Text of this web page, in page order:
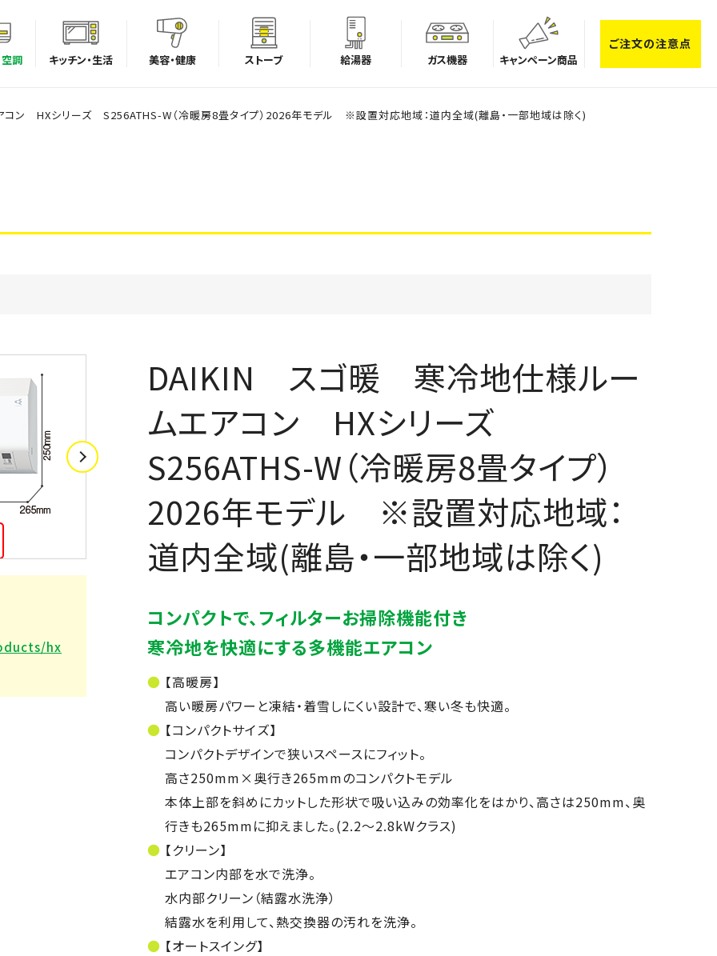
空調 キッチン・生活 美容・健康 ストーブ 給湯器 ガス機器 キャンペーン商品
ご注文の注意点
HXシリーズ S256ATHS-W（冷暖房8畳タイプ）2026年モデル ※設置対応地域：道内全域(離島・一部地域は除く)
hx
DAIKIN スゴ暖 寒冷地仕様ルー
ムエアコン HXシリーズ
S256ATHS-W（冷暖房8畳タイプ）
2026年モデル ※設置対応地域：
道内全域(離島・一部地域は除く)
コンパクトで、フィルターお掃除機能付き
寒冷地を快適にする多機能エアコン
【高暖房】
高い暖房パワーと凍結・着雪しにくい設計で、寒い冬も快適。
【コンパクトサイズ】
コンパクトデザインで狭いスペースにフィット。
高さ250mm×奥行き265mmのコンパクトモデル
本体上部を斜めにカットした形状で吸い込みの効率化をはかり、高さは250mm、奥
行きも265mmに抑えました。(2.2～2.8kWクラス)
【クリーン】
エアコン内部を水で洗浄。
水内部クリーン（結露水洗浄）
結露水を利用して、熱交換器の汚れを洗浄。
【オートスイング】